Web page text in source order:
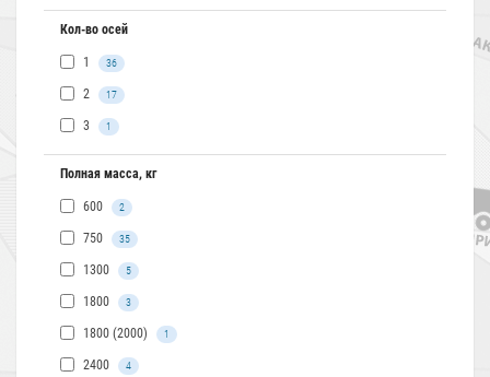
Кол-во осей
1 36
2 17
3 1
Полная масса, кг
600 2
750 35
1300 5
1800 3
1800 (2000) 1
2400 4